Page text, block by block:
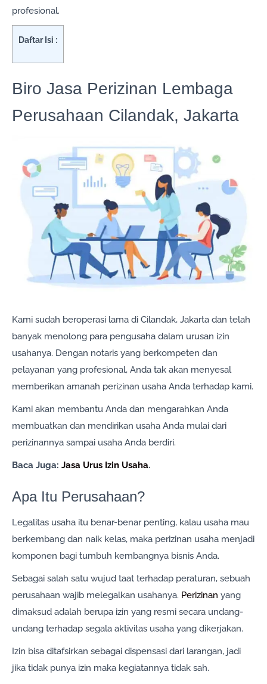
profesional.
Daftar Isi :
Biro Jasa Perizinan Lembaga
Perusahaan Cilandak, Jakarta
Kami sudah beroperasi lama di Cilandak, Jakarta dan telah
banyak menolong para pengusaha dalam urusan izin
usahanya. Dengan notaris yang berkompeten dan
pelayanan yang profesional, Anda tak akan menyesal
memberikan amanah perizinan usaha Anda terhadap kami.
Kami akan membantu Anda dan mengarahkan Anda
membuatkan dan mendirikan usaha Anda mulai dari
perizinannya sampai usaha Anda berdiri.
Baca Juga: Jasa Urus Izin Usaha.
Apa Itu Perusahaan?
Legalitas usaha itu benar-benar penting, kalau usaha mau
berkembang dan naik kelas, maka perizinan usaha menjadi
komponen bagi tumbuh kembangnya bisnis Anda.
Sebagai salah satu wujud taat terhadap peraturan, sebuah
perusahaan wajib melegalkan usahanya. Perizinan yang
dimaksud adalah berupa izin yang resmi secara undang-
undang terhadap segala aktivitas usaha yang dikerjakan.
Izin bisa ditafsirkan sebagai dispensasi dari larangan, jadi
jika tidak punya izin maka kegiatannya tidak sah.